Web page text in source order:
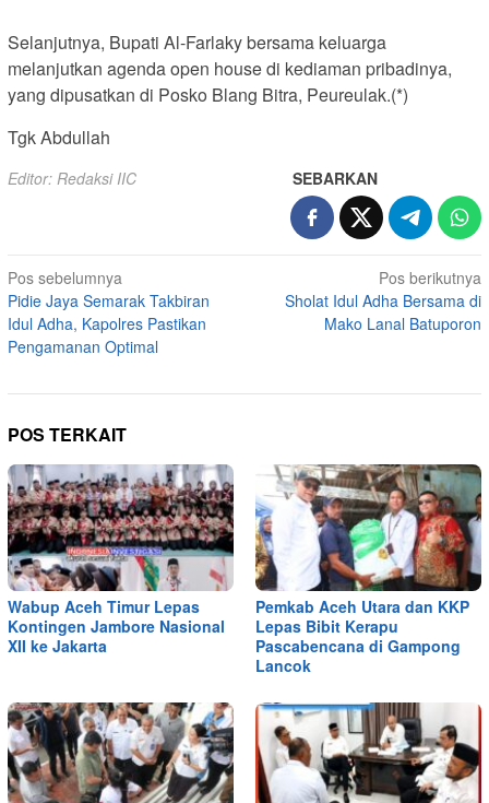
Selanjutnya, Bupati Al-Farlaky bersama keluarga
melanjutkan agenda open house di kediaman pribadinya,
yang dipusatkan di Posko Blang Bitra, Peureulak.(*)
Tgk Abdullah
Editor: Redaksi IIC SEBARKAN
Navigasi
pos
Pos sebelumnya
Pidie Jaya Semarak Takbiran
Idul Adha, Kapolres Pastikan
Pengamanan Optimal
Pos berikutnya
Sholat Idul Adha Bersama di
Mako Lanal Batuporon
POS TERKAIT
Wabup Aceh Timur Lepas
Kontingen Jambore Nasional
XII ke Jakarta
Pemkab Aceh Utara dan KKP
Lepas Bibit Kerapu
Pascabencana di Gampong
Lancok